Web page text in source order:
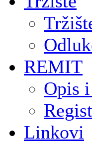
REMIT
Opis
Linkovi